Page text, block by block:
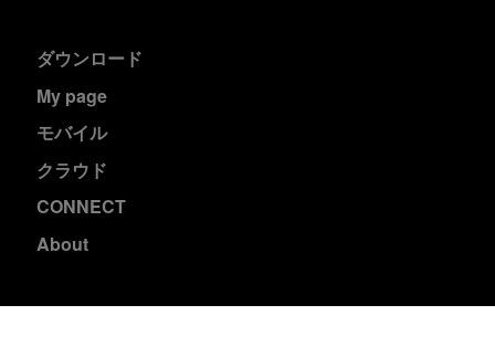
ダウンロード
My page
モバイル
クラウド
CONNECT
About